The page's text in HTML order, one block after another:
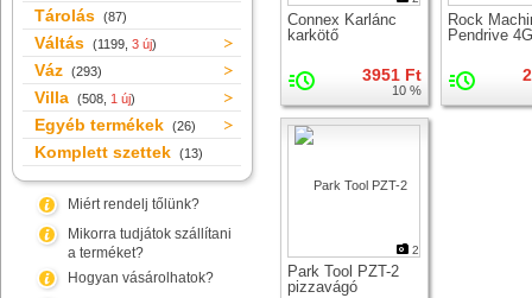
Tárolás (87)
Váltás (1199, 3 új)
Váz (293)
Villa (508, 1 új)
Egyéb termékek (26)
Komplett szettek (13)
Miért rendelj tőlünk?
Mikorra tudjátok szállítani
a terméket?
Hogyan vásárolhatok?
Connex Karlánc
karkötő
3951 Ft
10 %
Rock
Pendrive
2
Park Tool PZT-2
pizzavágó